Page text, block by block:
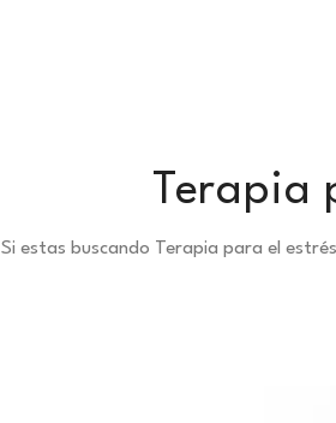
Terapia
Si estas buscando Terapia para el